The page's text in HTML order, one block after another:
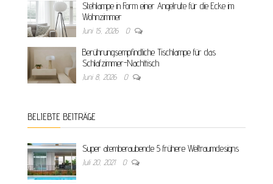
Stehlampe in Form einer Angelrute für die Ecke im
Wohnzimmer
Juni 15, 2026 0
Berührungsempfindliche Tischlampe für das
Schlafzimmer-Nachttisch
Juni 8, 2026 0
BELIEBTE BEITRÄGE
Super atemberaubende 5 frühere Weltraumdesigns
Juli 20, 2021 0